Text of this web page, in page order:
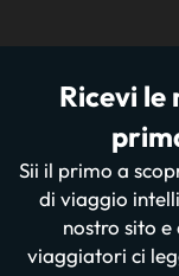
Ricevi
Sii il primo a
di viaggio
nostro sito
viaggiatori ci